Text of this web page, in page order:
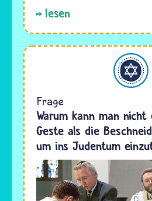
lesen
Judentum
Frage
Warum kann man nicht
Geste als die
um ins Judentum